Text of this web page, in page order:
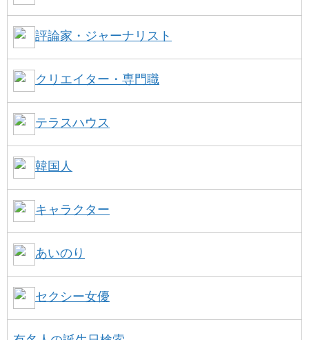
評論家・ジャーナリスト
クリエイター・専門職
テラスハウス
韓国人
キャラクター
あいのり
セクシー女優